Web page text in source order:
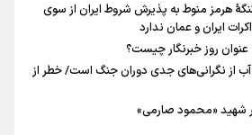
هرمز منوط به پذیرش شروط ایران از سوی
ایران و عمان ندارد
آب از نگرانی‌های جدی دوران جنگ است/ خطر از
شهید «محمود صارمی»